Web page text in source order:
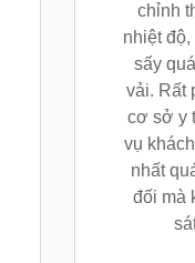
chỉnh
nhiệt
sấy
vải. Rất
cơ sở y
vụ
nhất
đối mà